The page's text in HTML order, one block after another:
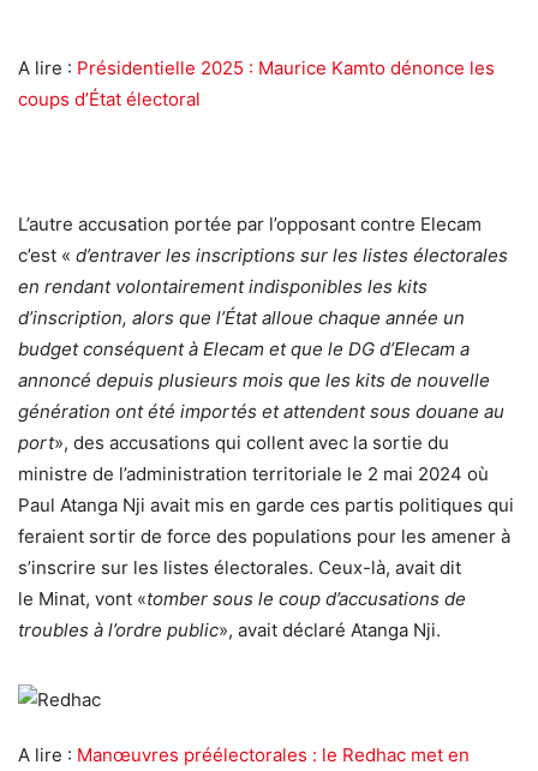
A lire : Présidentielle 2025 : Maurice Kamto dénonce les
coups d’État électoral
L’autre accusation portée par l’opposant contre Elecam
c’est « d’entraver les inscriptions sur les listes électorales
en rendant volontairement indisponibles les kits
d’inscription, alors que l’État alloue chaque année un
budget conséquent à Elecam et que le DG d’Elecam a
annoncé depuis plusieurs mois que les kits de nouvelle
génération ont été importés et attendent sous douane au
port», des accusations qui collent avec la sortie du
ministre de l’administration territoriale le 2 mai 2024 où
Paul Atanga Nji avait mis en garde ces partis politiques qui
feraient sortir de force des populations pour les amener à
s’inscrire sur les listes électorales. Ceux-là, avait dit
le Minat, vont «tomber sous le coup d’accusations de
troubles à l’ordre public», avait déclaré Atanga Nji.
A lire : Manœuvres préélectorales : le Redhac met en